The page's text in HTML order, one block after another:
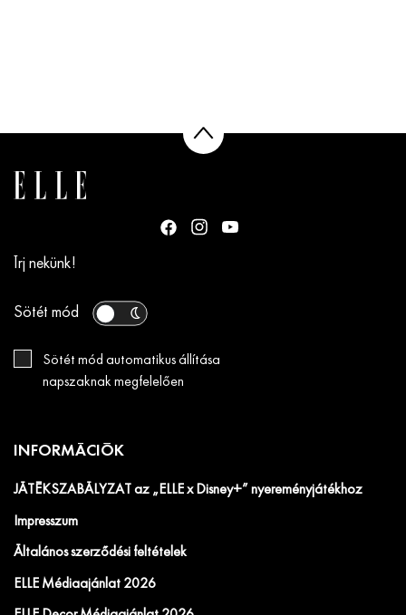
Írj nekünk!
Sötét mód
Sötét mód automatikus állítása
napszaknak megfelelően
INFORMÁCIÓK
JÁTÉKSZABÁLYZAT az „ELLE x Disney+” nyereményjátékhoz
Impresszum
Általános szerződési feltételek
ELLE Médiaajánlat 2026